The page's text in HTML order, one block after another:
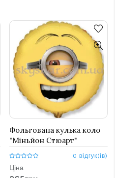
Фольгована кулька коло
"Міньйон Стюарт"
0 відгук(ів)
Ціна